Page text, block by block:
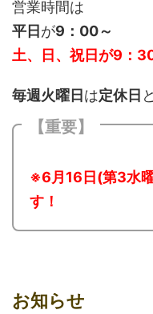
営業時間は
平日 が9：00～
土、日、祝日が9：
毎週火曜日 は定休日
【重要】
※6月16日(第3水
す！
お知らせ